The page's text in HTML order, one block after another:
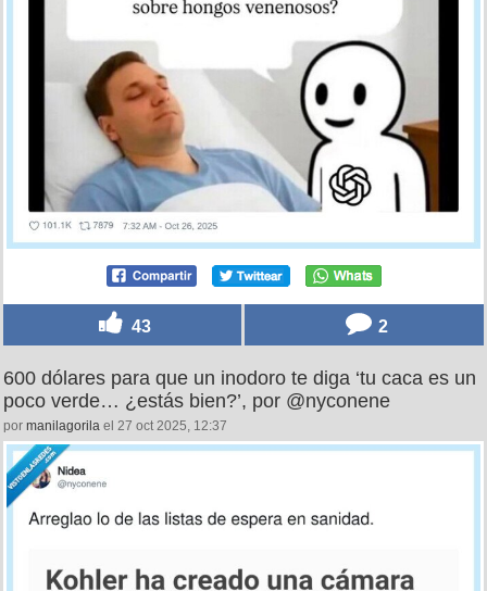
43 2
600 dólares para que un inodoro te diga ‘tu caca es un
poco verde… ¿estás bien?’, por @nyconene
por manilagorila el 27 oct 2025, 12:37